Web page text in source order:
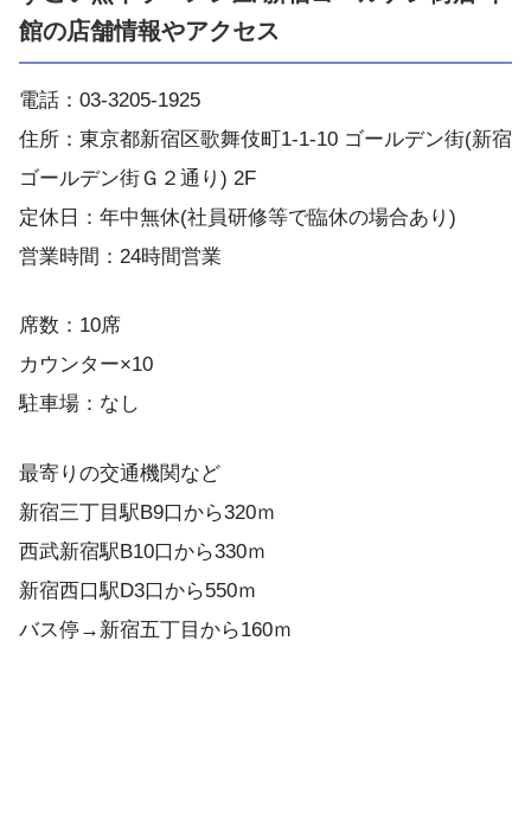
館の店舗情報やアクセス
電話：03-3205-1925
住所：東京都新宿区歌舞伎町1-1-10 ゴールデン街(新宿
ゴールデン街Ｇ２通り) 2F
定休日：年中無休(社員研修等で臨休の場合あり)
営業時間：24時間営業
席数：10席
カウンター×10
駐車場：なし
最寄りの交通機関など
新宿三丁目駅B9口から320ｍ
西武新宿駅B10口から330ｍ
新宿西口駅D3口から550ｍ
バス停→新宿五丁目から160ｍ